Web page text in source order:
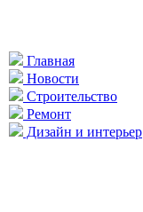
Главная
Новости
Строительство
Ремонт
Дизайн и интерьер